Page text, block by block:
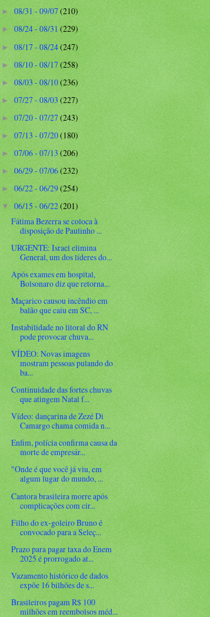
►08/31 - 09/07(210)
►08/24 - 08/31(229)
►08/17 - 08/24(247)
►08/10 - 08/17(258)
►08/03 - 08/10(236)
►07/27 - 08/03(227)
►07/20 - 07/27(243)
►07/13 - 07/20(180)
►07/06 - 07/13(206)
►06/29 - 07/06(232)
►06/22 - 06/29(254)
▼06/15 - 06/22(201)
Fátima Bezerra se coloca à
disposição de Paulinho ...
URGENTE: Israel elimina
General, um dos líderes do...
Após exames em hospital,
Bolsonaro diz que retorna...
Maçarico causou incêndio em
balão que caiu em SC, ...
Instabilidade no litoral do RN
pode provocar chuva...
VÍDEO: Novas imagens
mostram pessoas pulando do
ba...
Continuidade das fortes chuvas
que atingem Natal f...
Vídeo: dançarina de Zezé Di
Camargo chama comida n...
Enfim, polícia confirma causa da
morte de empresár...
"Onde é que você já viu, em
algum lugar do mundo, ...
Cantora brasileira morre após
complicações com cir...
Filho do ex-goleiro Bruno é
convocado para a Seleç...
Prazo para pagar taxa do Enem
2025 é prorrogado at...
Vazamento histórico de dados
expõe 16 bilhões de s...
Brasileiros pagam R$ 100
milhões em reembolsos méd...